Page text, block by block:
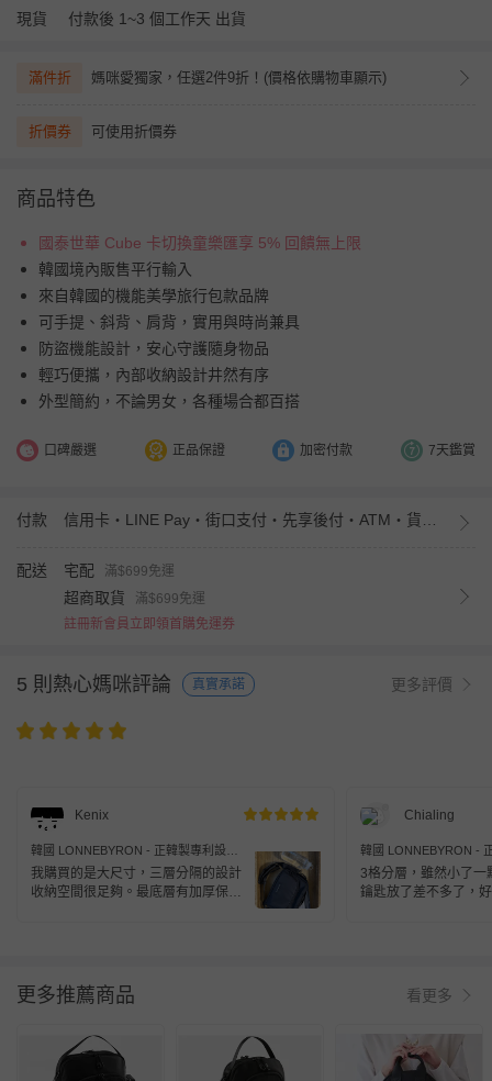
現貨 付款後 1~3 個工作天 出貨
滿件折 媽咪愛獨家，任選2件9折！(價格依購物車顯示)
折價券 可使用折價券
商品特色
國泰世華 Cube 卡切換童樂匯享 5% 回饋無上限
韓國境內販售平行輸入
來自韓國的機能美學旅行包款品牌
可手提、斜背、肩背，實用與時尚兼具
防盜機能設計，安心守護隨身物品
輕巧便攜，內部收納設計井然有序
外型簡約，不論男女，各種場合都百搭
口碑嚴選 正品保證 加密付款 7天鑑賞
付款
配送 宅配 滿$699免運
超商取貨
滿$699免運
註冊新會員立即領首購免運券
5 則熱心媽咪評論 真實承諾 更多評價
Kenix
韓國 LONNEBYRON - 正韓製專利設計
輕巧多層收納旅行防盜斜背包(送防盜扣
環)-大-黑 (25.5x20x7cm)
我購買的是大尺寸，三層分隔的設計
收納空間很足夠。最底層有加厚保
子來說是不錯的選擇。 包包本身很
輕，還有可以套在行李箱拉桿上的設
來說是一咖實用性很高的小包，平常
輕裝出門或當登機包都很合適。
Chialing
韓國 LONNEBYRON -
輕巧多層收納旅行防盜
環)-小-黑
3格分層，雖然小了一
鑰匙放了差不多了，
更多推薦商品 看更多